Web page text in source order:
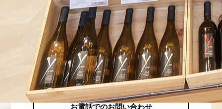
お問い合わせメール ＞
お電話でのお問い合わせ